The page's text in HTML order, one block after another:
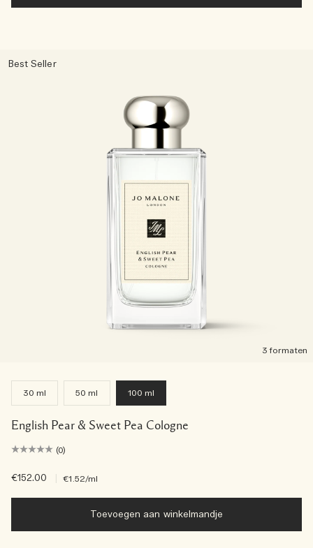
Best Seller
3 formaten
30 ml 50 ml 100 ml
English Pear & Sweet Pea Cologne
(0)
€152.00 €1.52/ml
Toevoegen aan winkelmandje